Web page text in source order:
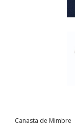
Canasta de Mimbre